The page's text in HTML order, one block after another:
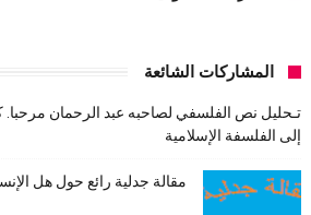
المشاركات الشائعة
تـحليل نص الفلسفي لصاحبه عبد الرحمان مرحبا.
إلى الفلسفة الإسلامية
مقالة جدلية رائع حول هل